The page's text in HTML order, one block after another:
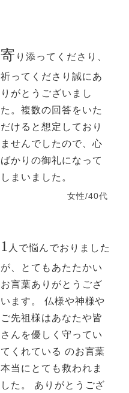
寄 り添ってくださり、
祈ってくださり誠にあ
りがとうございまし
た。複数の回答をいた
だけると想定しており
ませんでしたので、心
ばかりの御礼になって
しまいました。
女性/40代
1 人で悩んでおりました
が、とてもあたたかい
お言葉ありがとうござ
います。 仏様や神様や
ご先祖様はあなたや皆
さんを優しく守ってい
てくれている のお言葉
本当にとても救われま
した。 ありがとうござ